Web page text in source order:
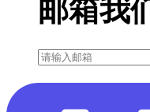
邮箱我